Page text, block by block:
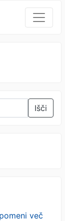
Išči
več